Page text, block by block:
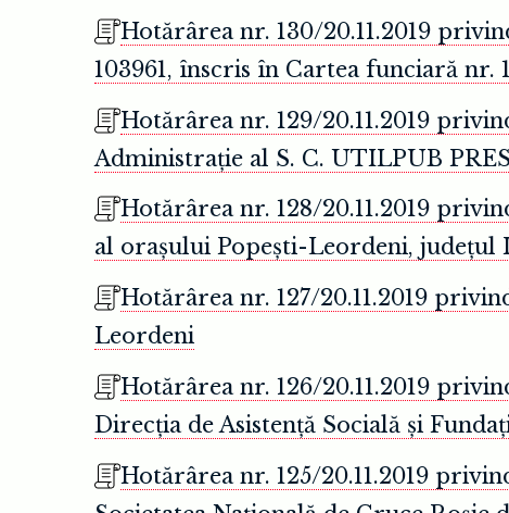
Hotărârea nr. 130/20.11.2019
103961, înscris în Cartea funciară
Hotărârea nr. 129/20.11.2019
Administrație al S. C. UTILPUB
Hotărârea nr. 128/20.11.2019
al orașului Popești-Leordeni, județul
Hotărârea nr. 127/20.11.2019
Leordeni
Hotărârea nr. 126/20.11.2019
Direcția de Asistență Socială și
Hotărârea nr. 125/20.11.2019